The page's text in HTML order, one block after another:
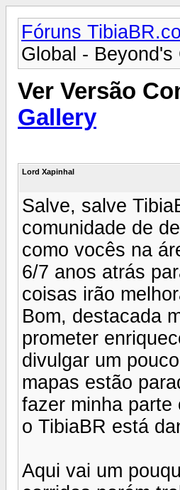
Fóruns
Global - Beyond's
Ver Versão
Gallery
Lord Xapinhal
Salve, salve
comunidade de
como vocês na
6/7 anos atrás
coisas irão
Bom, destacada
prometer
divulgar um
mapas estão
fazer minha parte
o TibiaBR está
Aqui vai um